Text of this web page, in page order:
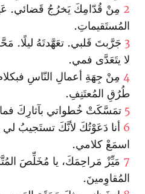
2 مِنْ قُدّامِكَ يَخرُجُ قَضائي.
المُستَقيماتِ.
3 جَرَّبتَ قَلبي. تعَهَّدتَهُ ليلًا.
لا يتَعَدَّى فمي.
4 مِنْ جِهَةِ أعمالِ النّاسِ
طُرُقِ المُعتَنِفِ.
5 تمَسَّكَتْ خُطواتي بآثارِكَ
6 أنا دَعَوْتُكَ لأنَّكَ تستَجيبُ لي
اسمَعْ كلامي.
7 مَيِّزْ مَراحِمَكَ، يا مُخَلِّصَ
المُقاوِمينَ.